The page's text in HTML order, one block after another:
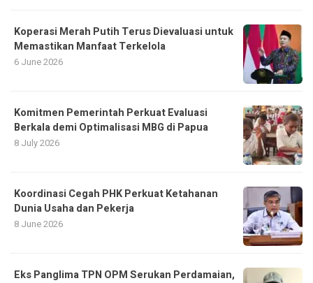
Koperasi Merah Putih Terus Dievaluasi untuk
Memastikan Manfaat Terkelola
6 June 2026
Komitmen Pemerintah Perkuat Evaluasi
Berkala demi Optimalisasi MBG di Papua
8 July 2026
Koordinasi Cegah PHK Perkuat Ketahanan
Dunia Usaha dan Pekerja
8 June 2026
Eks Panglima TPN OPM Serukan Perdamaian,